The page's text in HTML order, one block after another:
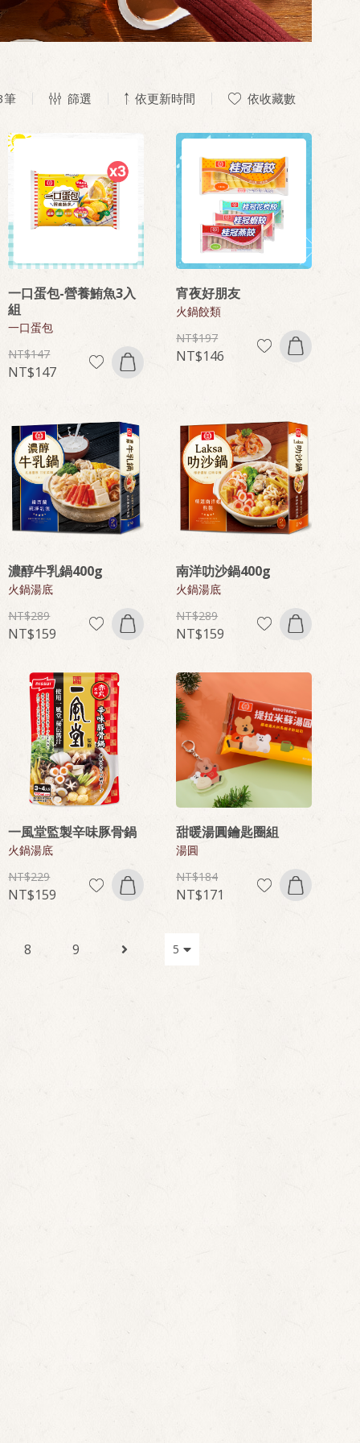
筆 篩選 依更新時間 依收藏數
一口蛋包-營養鮪魚3入
組
一口蛋包
147
147
宵夜好朋友
火鍋餃類
197
146
濃醇牛乳鍋400g
火鍋湯底
289
159
南洋叻沙鍋400g
火鍋湯底
289
159
一風堂監製辛味豚骨鍋
火鍋湯底
229
159
甜暖湯圓鑰匙圈組
湯圓
184
171
8 9